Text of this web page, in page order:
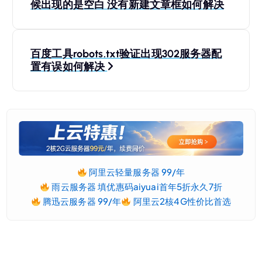
章
航
候出现的是空白 没有新建文章框如何解决
百度工具robots.txt验证出现302服务器配
置有误如何解决
阿里云轻量服务器 99/年
雨云服务器 填优惠码aiyuai首年5折永久7折
腾迅云服务器 99/年
阿里云2核4G性价比首选